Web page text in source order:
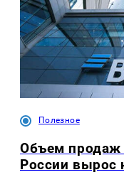
Полезное
Объем продаж
России вырос